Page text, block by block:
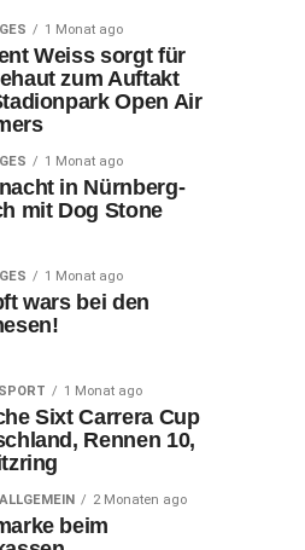
1 Monat ago
Weiss sorgt für
zum Auftakt
Open Air
1 Monat ago
in Nürnberg-
mit Dog Stone
1 Monat ago
wars bei den
1 Monat ago
Sixt Carrera Cup
Rennen 10,
2 Monaten ago
beim